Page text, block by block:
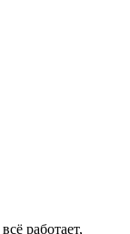
работает,